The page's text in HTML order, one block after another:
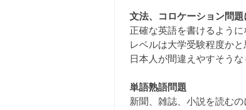
文法、コロケーション問題
正確な英語を書けるように
レベルは大学受験程度かと
日本人が間違えやすそう
単語熟語問題
新聞、雑誌、小説を読むの